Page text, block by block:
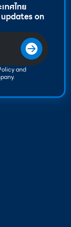
ทศไทย
on
and